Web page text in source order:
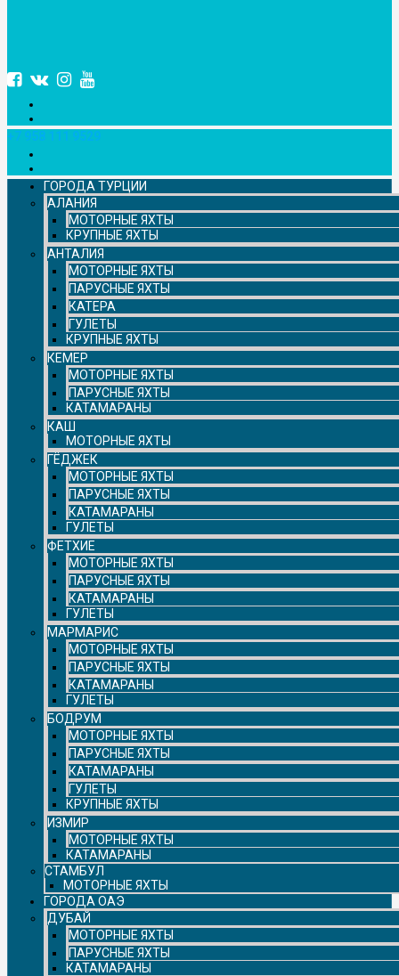
+7 958 111 9529
ГОРОДА ТУРЦИИ
АЛАНИЯ
МОТОРНЫЕ ЯХТЫ
КРУПНЫЕ ЯХТЫ
АНТАЛИЯ
МОТОРНЫЕ ЯХТЫ
ПАРУСНЫЕ ЯХТЫ
КАТЕРА
ГУЛЕТЫ
КРУПНЫЕ ЯХТЫ
КЕМЕР
МОТОРНЫЕ ЯХТЫ
ПАРУСНЫЕ ЯХТЫ
КАТАМАРАНЫ
КАШ
МОТОРНЫЕ ЯХТЫ
ГЁДЖЕК
МОТОРНЫЕ ЯХТЫ
ПАРУСНЫЕ ЯХТЫ
КАТАМАРАНЫ
ГУЛЕТЫ
ФЕТХИЕ
МОТОРНЫЕ ЯХТЫ
ПАРУСНЫЕ ЯХТЫ
КАТАМАРАНЫ
ГУЛЕТЫ
МАРМАРИС
МОТОРНЫЕ ЯХТЫ
ПАРУСНЫЕ ЯХТЫ
КАТАМАРАНЫ
ГУЛЕТЫ
БОДРУМ
МОТОРНЫЕ ЯХТЫ
ПАРУСНЫЕ ЯХТЫ
КАТАМАРАНЫ
ГУЛЕТЫ
КРУПНЫЕ ЯХТЫ
ИЗМИР
МОТОРНЫЕ ЯХТЫ
КАТАМАРАНЫ
СТАМБУЛ
МОТОРНЫЕ ЯХТЫ
ГОРОДА ОАЭ
ДУБАЙ
МОТОРНЫЕ ЯХТЫ
ПАРУСНЫЕ ЯХТЫ
КАТАМАРАНЫ